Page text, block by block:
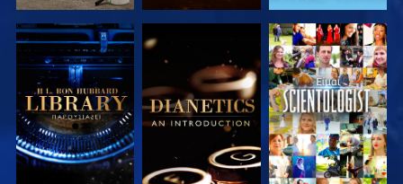
ΕΞΕΡΕΥΝΗΣΤΕ
ΤΗ ΣΕΙΡΑ
ΕΞΕΡΕΥΝΗΣΤΕ
ΤΗ ΣΕΙΡΑ
ΠΑΡΑΚΟΛΟΥΘΗΣΤΕ